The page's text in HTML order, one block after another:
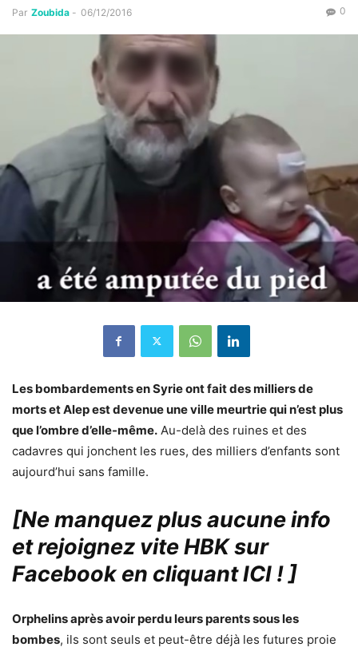
Par Zoubida - 06/12/2016 0
Les bombardements en Syrie ont fait des milliers de
morts et Alep est devenue une ville meurtrie qui n’est plus
que l’ombre d’elle-même. Au-delà des ruines et des
cadavres qui jonchent les rues, des milliers d’enfants sont
aujourd’hui sans famille.
[Ne manquez plus aucune info
et rejoignez vite HBK sur
Facebook en cliquant ICI !]
Orphelins après avoir perdu leurs parents sous les
bombes, ils sont seuls et peut-être déjà les futures proie